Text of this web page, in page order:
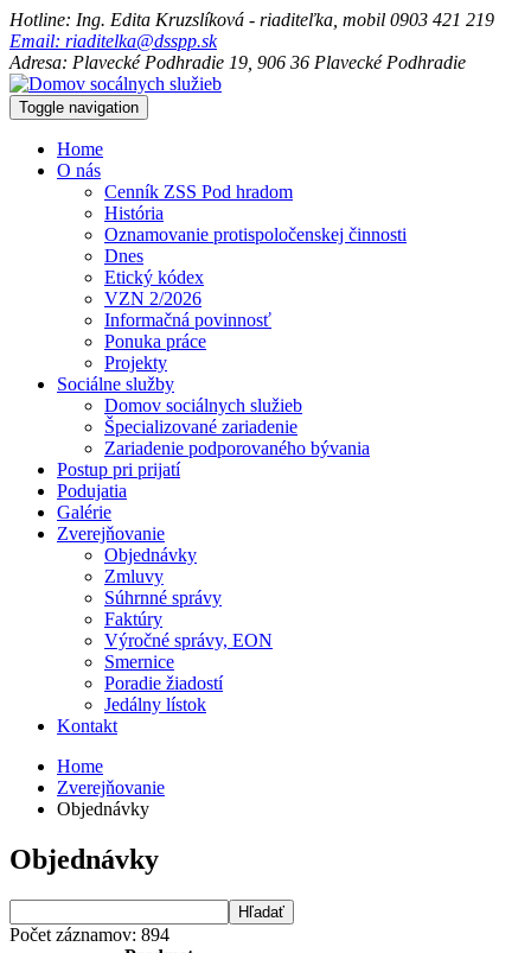
Hotline: Ing. Edita Kruzslíková - riaditeľka, mobil 0903 421 219
Email: riaditelka@dsspp.sk
Adresa: Plavecké Podhradie 19, 906 36 Plavecké Podhradie
Toggle navigation
Home
O nás
Cenník ZSS Pod hradom
História
Oznamovanie protispoločenskej činnosti
Dnes
Etický kódex
VZN 2/2026
Informačná povinnosť
Ponuka práce
Projekty
Sociálne služby
Domov sociálnych služieb
Špecializované zariadenie
Zariadenie podporovaného bývania
Postup pri prijatí
Podujatia
Galérie
Zverejňovanie
Objednávky
Zmluvy
Súhrnné správy
Faktúry
Výročné správy, EON
Smernice
Poradie žiadostí
Jedálny lístok
Kontakt
Home
Zverejňovanie
Objednávky
Objednávky
Počet záznamov: 894